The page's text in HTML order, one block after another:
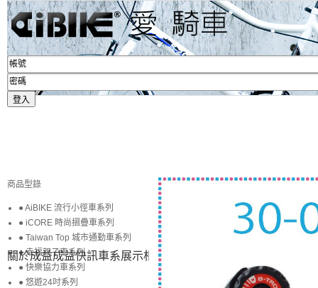
關於成益成益快訊車系展示相簿賞圖
商品型錄
● AiBIKE 流行小徑車系列
● iCORE 時尚摺疊車系列
● Taiwan Top 城市通勤車系列
● 幸福親子車系列
● 快樂協力車系列
● 悠遊24吋系列